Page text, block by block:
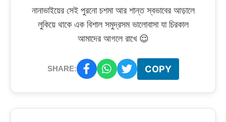
নানাভাইয়ের সেই পুরনো চশমা আর শান্ত স্বভাবের আড়ালে
লুকিয়ে থাকে এক বিশাল সমুদ্রসম ভালোবাসা যা চিরকাল
আমাদের আগলে রাখে 😌
SHARE: COPY